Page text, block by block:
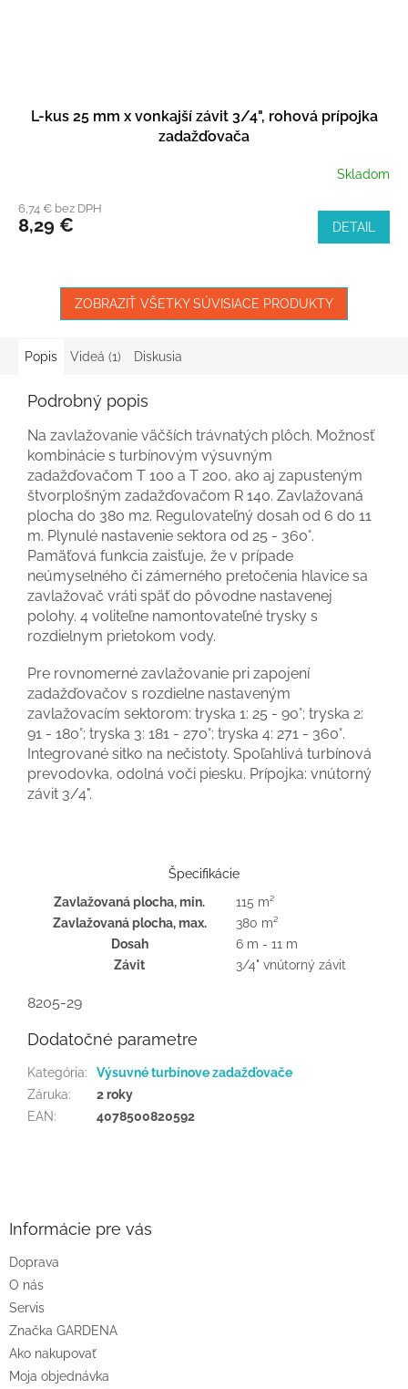
L-kus 25 mm x vonkajší závit 3/4", rohová prípojka
zadažďovača
Skladom
6,74 € bez DPH
8,29 € DETAIL
ZOBRAZIŤ VŠETKY SÚVISIACE PRODUKTY
Popis Videá (1) Diskusia
Podrobný popis
Na zavlažovanie väčších trávnatých plôch. Možnosť
kombinácie s turbínovým výsuvným
zadažďovačom T 100 a T 200, ako aj zapusteným
štvorplošným zadažďovačom R 140. Zavlažovaná
plocha do 380 m2. Regulovateľný dosah od 6 do 11
m. Plynulé nastavenie sektora od 25 - 360°.
Pamäťová funkcia zaisťuje, že v prípade
neúmyselného či zámerného pretočenia hlavice sa
zavlažovač vráti späť do pôvodne nastavenej
polohy. 4 voliteľne namontovateľné trysky s
rozdielnym prietokom vody.
Pre rovnomerné zavlažovanie pri zapojení
zadažďovačov s rozdielne nastaveným
zavlažovacím sektorom: tryska 1: 25 - 90°; tryska 2:
91 - 180°; tryska 3: 181 - 270°; tryska 4: 271 - 360°.
Integrované sitko na nečistoty. Spoľahlivá turbínová
prevodovka, odolná voči piesku. Prípojka: vnútorný
závit 3/4".
Špecifikácie
Zavlažovaná plocha, min.
115 m²
Zavlažovaná plocha, max.
380 m²
Dosah
6 m - 11 m
Závit
3/4" vnútorný závit
8205-29
Dodatočné parametre
Kategória:
Výsuvné turbínove zadažďovače
Záruka:
2 roky
EAN: 4078500820592
e
Informácie pre vás
Doprava
O nás
Servis
Značka GARDENA
Ako nakupovať
Moja objednávka